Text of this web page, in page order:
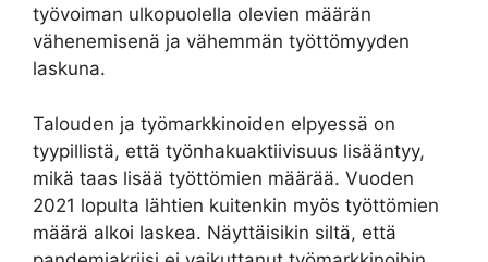
työvoiman ulkopuolella olevien määrän
vähenemisenä ja vähemmän työttömyyden
laskuna.
Talouden ja työmarkkinoiden elpyessä on
tyypillistä, että työnhakuaktiivisuus lisääntyy,
mikä taas lisää työttömien määrää. Vuoden
2021 lopulta lähtien kuitenkin myös työttömien
määrä alkoi laskea. Näyttäisikin siltä, että